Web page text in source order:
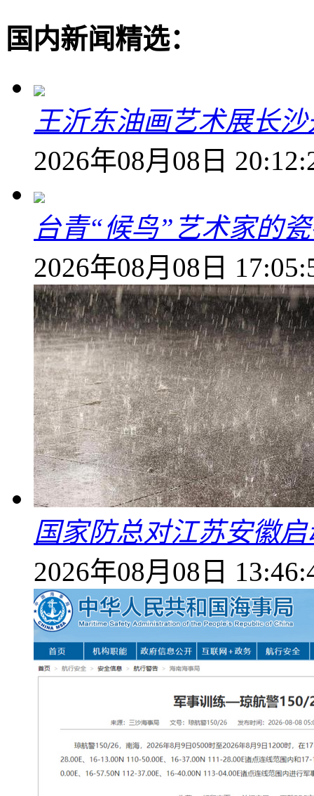
国内新闻精选：
王沂东油画艺术展长
2026年08月08日
台青“候鸟”艺术家的
2026年08月08日
国家防总对江苏安徽
2026年08月08日